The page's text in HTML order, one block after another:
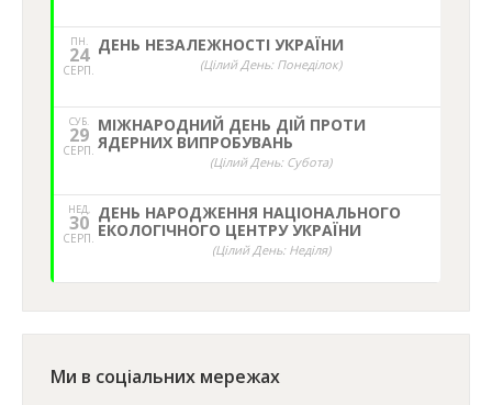
ПН.
24
СЕРП.
ДЕНЬ НЕЗАЛЕЖНОСТІ УКРАЇНИ
(Цілий День: Понеділок)
СУБ.
29
СЕРП.
МІЖНАРОДНИЙ ДЕНЬ ДІЙ ПРОТИ
ЯДЕРНИХ ВИПРОБУВАНЬ
(Цілий День: Субота)
НЕД,
30
СЕРП.
ДЕНЬ НАРОДЖЕННЯ НАЦІОНАЛЬНОГО
ЕКОЛОГІЧНОГО ЦЕНТРУ УКРАЇНИ
(Цілий День: Неділя)
Ми в соціальних мережах